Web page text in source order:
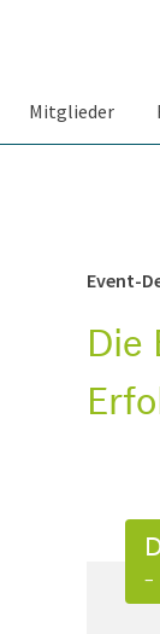
Mitglieder
Event-
Die
–